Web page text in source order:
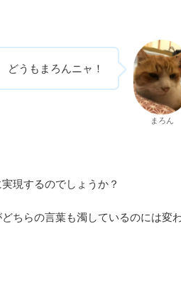
どうもまろんニャ！
まろん
現するのでしょうか？
ちらの言葉も濁しているのには変